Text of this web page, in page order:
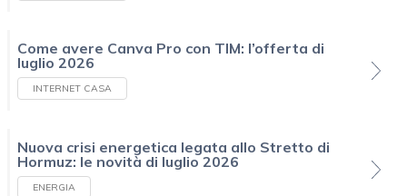
Come avere Canva Pro con TIM: l’offerta di
luglio 2026
INTERNET CASA
Nuova crisi energetica legata allo Stretto di
Hormuz: le novità di luglio 2026
ENERGIA